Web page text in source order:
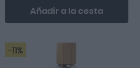
Añadir a la cesta
-11%